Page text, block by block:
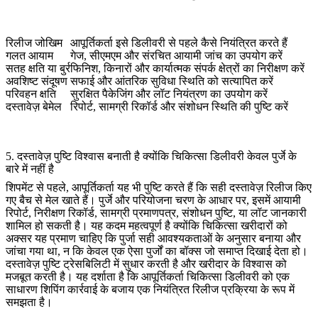
रिलीज जोखिम
आपूर्तिकर्ता इसे डिलीवरी से पहले कैसे नियंत्रित करते हैं
गलत आयाम
गेज, सीएमएम और संरचित आयामी जांच का उपयोग करें
सतह क्षति या बुर्रफिनिश, किनारों और कार्यात्मक संपर्क क्षेत्रों का निरीक्षण करें
अवशिष्ट संदूषण सफाई और आंतरिक सुविधा स्थिति को सत्यापित करें
परिवहन क्षति
सुरक्षित पैकेजिंग और लॉट नियंत्रण का उपयोग करें
दस्तावेज़ बेमेल
रिपोर्ट, सामग्री रिकॉर्ड और संशोधन स्थिति की पुष्टि करें
5. दस्तावेज़ पुष्टि विश्वास बनाती है क्योंकि चिकित्सा डिलीवरी केवल पुर्जे के
बारे में नहीं है
शिपमेंट से पहले, आपूर्तिकर्ता यह भी पुष्टि करते हैं कि सही दस्तावेज़ रिलीज किए
गए बैच से मेल खाते हैं। पुर्जे और परियोजना चरण के आधार पर, इसमें आयामी
रिपोर्ट, निरीक्षण रिकॉर्ड, सामग्री प्रमाणपत्र, संशोधन पुष्टि, या लॉट जानकारी
शामिल हो सकती है। यह कदम महत्वपूर्ण है क्योंकि चिकित्सा खरीदारों को
अक्सर यह प्रमाण चाहिए कि पुर्जा सही आवश्यकताओं के अनुसार बनाया और
जांचा गया था, न कि केवल एक ऐसा पुर्जों का बॉक्स जो समाप्त दिखाई देता हो।
दस्तावेज़ पुष्टि ट्रेसबिलिटी में सुधार करती है और खरीदार के विश्वास को
मजबूत करती है। यह दर्शाता है कि आपूर्तिकर्ता चिकित्सा डिलीवरी को एक
साधारण शिपिंग कार्रवाई के बजाय एक नियंत्रित रिलीज प्रक्रिया के रूप में
समझता है।